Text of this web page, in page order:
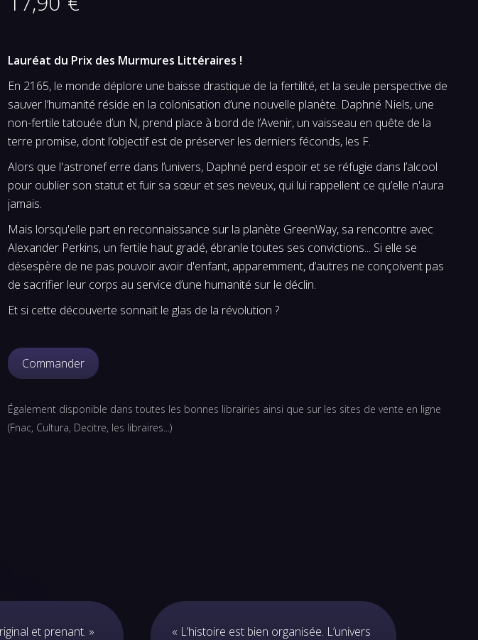
Lauréat du Prix des Murmures Littéraires !
En 2165, le monde déplore une baisse drastique de la fertilité, et la seule perspective de
sauver l’humanité réside en la colonisation d’une nouvelle planète. Daphné Niels, une
non-fertile tatouée d’un N, prend place à bord de l’Avenir, un vaisseau en quête de la
terre promise, dont l’objectif est de préserver les derniers féconds, les F.
Alors que l'astronef erre dans l’univers, Daphné perd espoir et se réfugie dans l’alcool
pour oublier son statut et fuir sa sœur et ses neveux, qui lui rappellent ce qu’elle n'aura
jamais.
Mais lorsqu'elle part en reconnaissance sur la planète GreenWay, sa rencontre avec
Alexander Perkins, un fertile haut gradé, ébranle toutes ses convictions... Si elle se
désespère de ne pas pouvoir avoir d'enfant, apparemment, d’autres ne conçoivent pas
de sacrifier leur corps au service d’une humanité sur le déclin.
Et si cette découverte sonnait le glas de la révolution ?
Commander
Également disponible dans toutes les bonnes librairies ainsi que sur les sites de vente en ligne
(Fnac, Cultura, Decitre, les libraires...)
et prenant. »
« L’histoire est bien organisée. L’univers